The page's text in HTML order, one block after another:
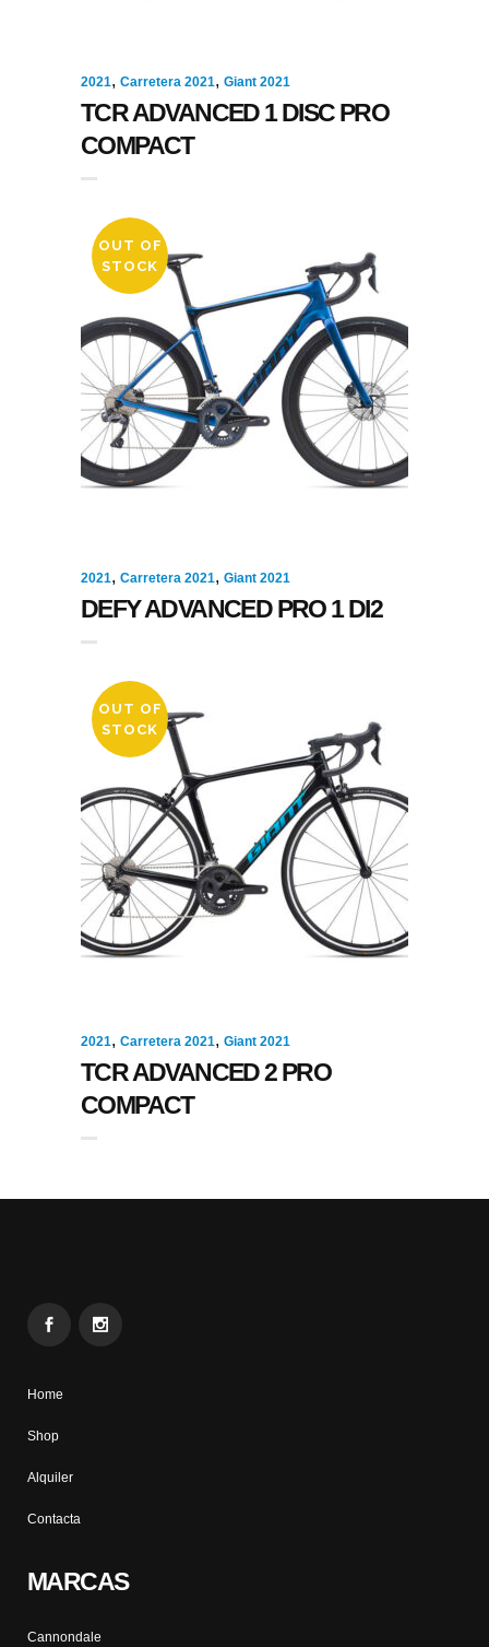
2021, Carretera 2021, Giant 2021
TCR ADVANCED 1 DISC PRO
COMPACT
OUT OF
STOCK
2021, Carretera 2021, Giant 2021
DEFY ADVANCED PRO 1 DI2
OUT OF
STOCK
2021, Carretera 2021, Giant 2021
TCR ADVANCED 2 PRO
COMPACT
Home
Shop
Alquiler
Contacta
MARCAS
Cannondale